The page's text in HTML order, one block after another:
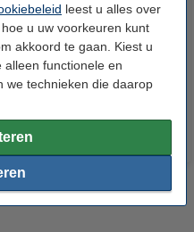
leest u alles over
u uw voorkeuren kunt
akkoord te gaan. Kiest u
functionele en
we technieken die daarop
Ultracell UL26-12 VRLA AGM
Loodaccu (12V, 26 Ah, T3
terminal)
€ 59,50 Inclusief 21% BTW